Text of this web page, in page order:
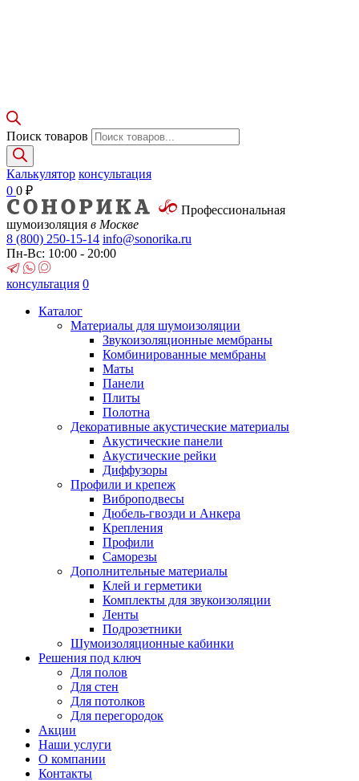
Поиск товаров
Калькулятор консультация
0 0 ₽
Профессиональная
шумоизоляция в Москве
8 (800) 250-15-14 info@sonorika.ru
Пн-Вс: 10:00 - 20:00
консультация 0
Каталог
Материалы для шумоизоляции
Звукоизоляционные мембраны
Комбинированные мембраны
Маты
Панели
Плиты
Полотна
Декоративные акустические материалы
Акустические панели
Акустические рейки
Диффузоры
Профили и крепеж
Виброподвесы
Дюбель-гвозди и Анкера
Крепления
Профили
Саморезы
Дополнительные материалы
Клей и герметики
Комплекты для звукоизоляции
Ленты
Подрозетники
Шумоизоляционные кабинки
Решения под ключ
Для полов
Для стен
Для потолков
Для перегородок
Акции
Наши услуги
О компании
Контакты